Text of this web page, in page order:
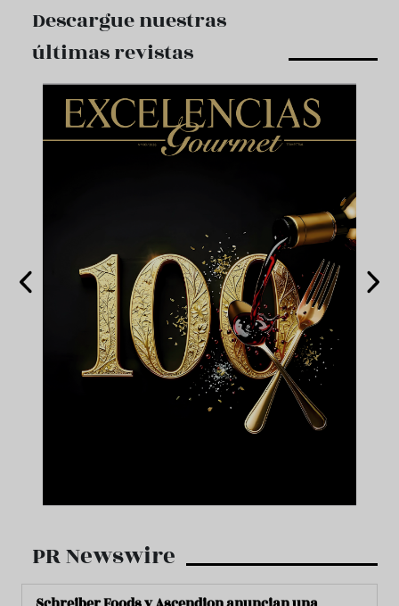
Descargue nuestras
últimas revistas
PR Newswire